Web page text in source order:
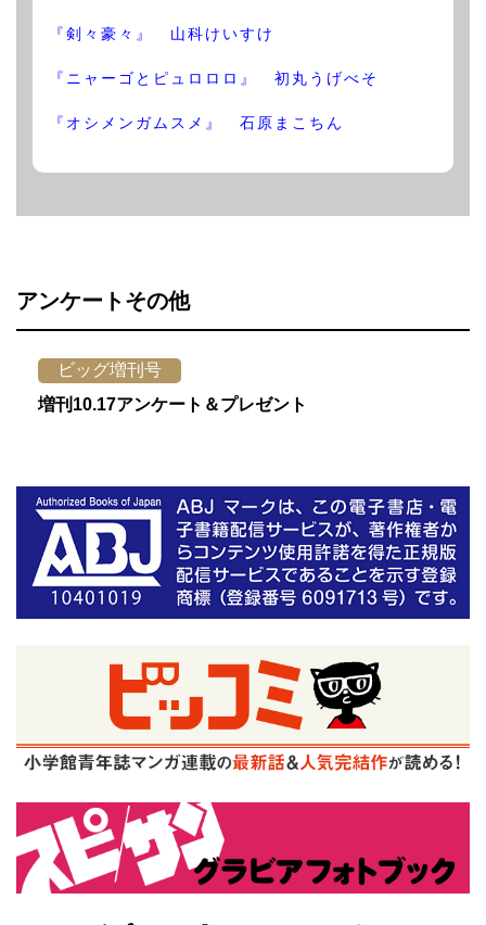
『剣々豪々』 山科けいすけ
『ニャーゴとピュロロロ』 初丸うげべそ
『オシメンガムスメ』 石原まこちん
アンケートその他
ビッグ増刊号
増刊10.17アンケート＆プレゼント